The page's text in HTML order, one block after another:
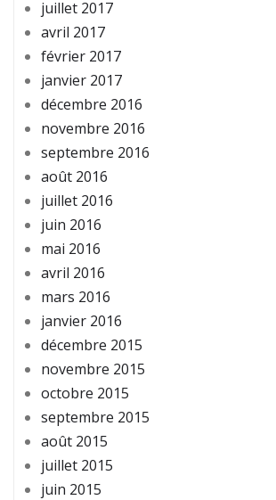
juillet 2017
avril 2017
février 2017
janvier 2017
décembre 2016
novembre 2016
septembre 2016
août 2016
juillet 2016
juin 2016
mai 2016
avril 2016
mars 2016
janvier 2016
décembre 2015
novembre 2015
octobre 2015
septembre 2015
août 2015
juillet 2015
juin 2015